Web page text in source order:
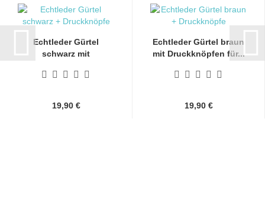
Echtleder Gürtel
schwarz mit
19,90 €
Echtleder Gürtel braun
mit Druckknöpfen für...
19,90 €